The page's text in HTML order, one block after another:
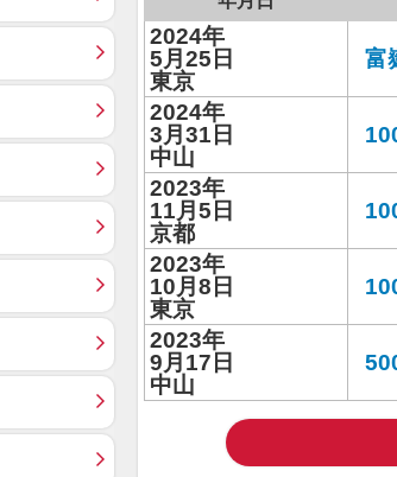
2024年
5月25日
東京
富
2024年
3月31日
中山
2023年
11月5日
京都
2023年
10月8日
東京
2023年
9月17日
中山